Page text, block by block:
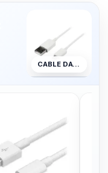
CABLE DATOS